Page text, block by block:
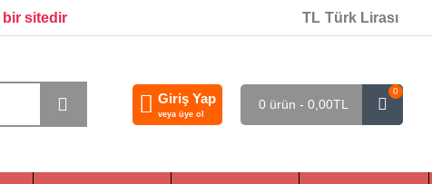
bir sitedir TL Türk Lirası
Giriş Yap
veya üye ol
0 ürün - 0,00TL
0